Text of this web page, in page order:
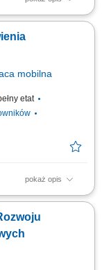
i rozwijanie
analizowanie
możliwości
mobilna
etat
pokaż opis
w Polsce.
oraz rozwijanie
relacji z